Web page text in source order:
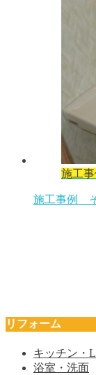
施工事
施工事例
リフォーム
キッチン・
浴室・洗面